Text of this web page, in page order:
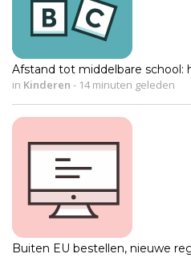
Afstand tot middelbare school:
in Kinderen - 14 minuten geleden
Buiten EU bestellen, nieuwe